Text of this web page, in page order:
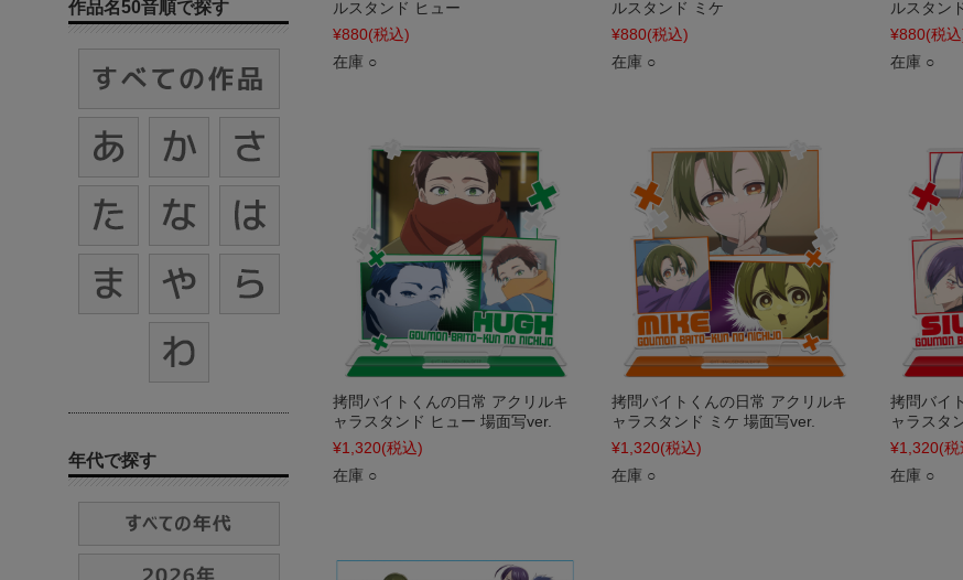
ルスタンド ヒュー
¥880(税込)
在庫 ○
ルスタンド ミケ
¥880(税込)
在庫 ○
ルスタン
¥880(税
在庫 ○
拷問バイトくんの日常 アクリルキ
ャラスタンド ヒュー 場面写ver.
¥1,320(税込)
在庫 ○
拷問バイトくんの日常 アクリルキ
ャラスタンド ミケ 場面写ver.
¥1,320(税込)
在庫 ○
拷問バイ
ャラスタ
¥1,320(税
在庫 ○
作品名50音順で探す
年代で探す